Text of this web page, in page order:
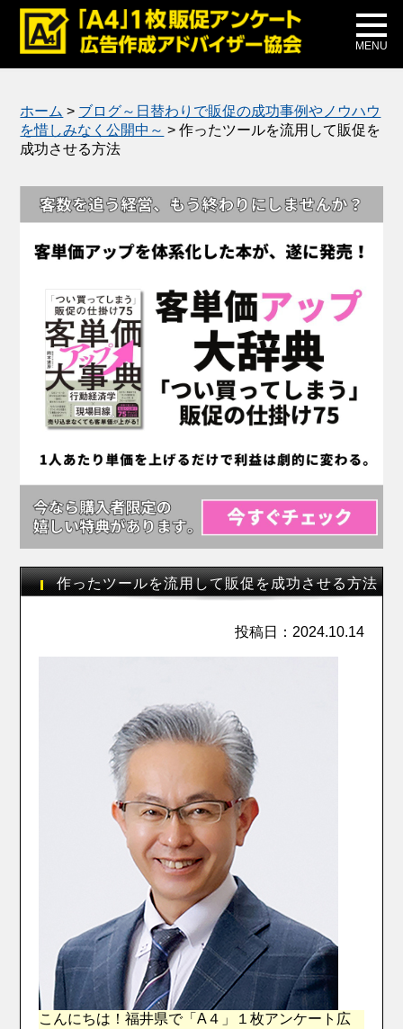
MENU
メディア掲載
公式ブログ
ホーム > ブログ～日替わりで販促の成功事例やノウハウ
を惜しみなく公開中～ >作ったツールを流用して販促を
成功させる方法
作ったツールを流用して販促を成功させる方法
投稿日：2024.10.14
こんにちは！福井県で「A４」１枚アンケート広